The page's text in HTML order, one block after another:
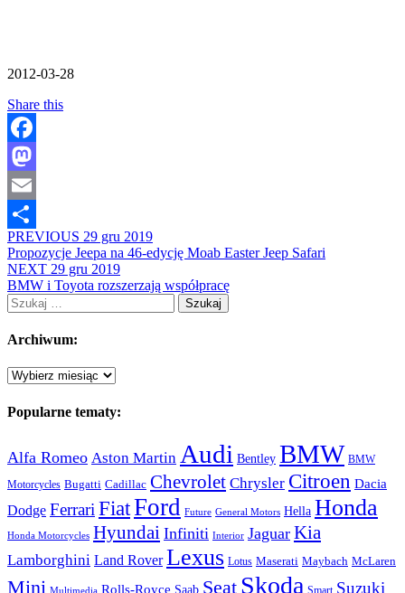
2012-03-28
Share this
Facebook
Mastodon
Email
Share
PREVIOUS 29 gru 2019
Propozycje Jeepa na 46-edycję Moab Easter Jeep Safari
NEXT 29 gru 2019
BMW i Toyota rozszerzają współpracę
Szukaj:
Archiwum:
Archiwum:
Popularne tematy:
Alfa Romeo Aston Martin Audi Bentley BMW BMW
Motorcycles Bugatti Cadillac Chevrolet Chrysler Citroen Dacia
Dodge Ferrari FiatFord Future General Motors Hella Honda
Honda Motorcycles Hyundai Infiniti Interior Jaguar Kia
Lamborghini Land Rover Lexus Lotus Maserati Maybach McLaren
Mini Multimedia Rolls-Royce Saab Seat Skoda Smart Suzuki